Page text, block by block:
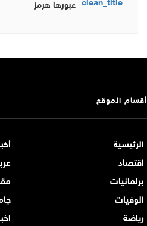
عبورها هرمز
أقسام الموقع
الرئيسية
اقتصاد
برلمانيات
الوفيات
رياضة